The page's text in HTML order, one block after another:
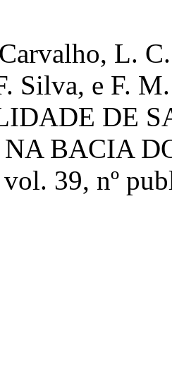
L.
Silva, e F.
DE
NA BACIA
39, nº